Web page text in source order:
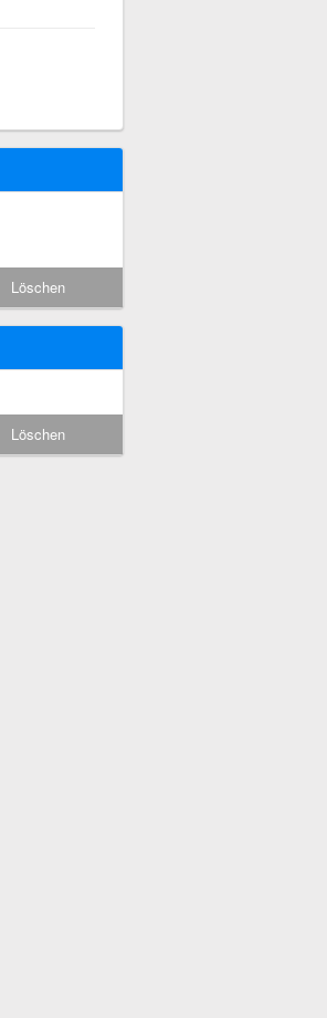
Löschen
Löschen